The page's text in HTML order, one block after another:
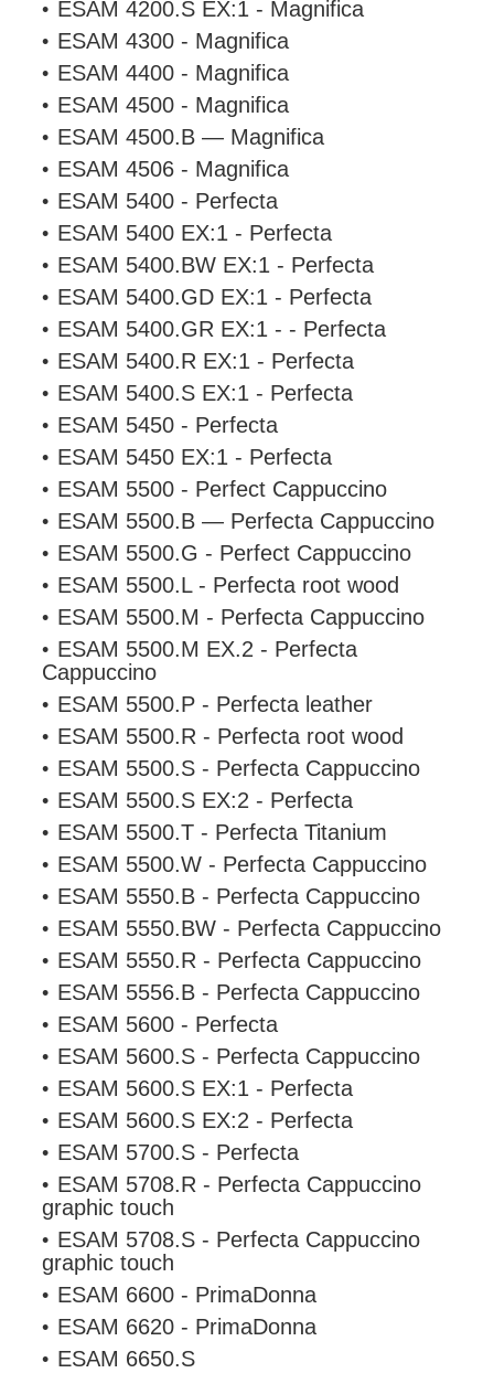
ESAM 4200.S EX:1 - Magnifica
ESAM 4300 - Magnifica
ESAM 4400 - Magnifica
ESAM 4500 - Magnifica
ESAM 4500.B — Magnifica
ESAM 4506 - Magnifica
ESAM 5400 - Perfecta
ESAM 5400 EX:1 - Perfecta
ESAM 5400.BW EX:1 - Perfecta
ESAM 5400.GD EX:1 - Perfecta
ESAM 5400.GR EX:1 - - Perfecta
ESAM 5400.R EX:1 - Perfecta
ESAM 5400.S EX:1 - Perfecta
ESAM 5450 - Perfecta
ESAM 5450 EX:1 - Perfecta
ESAM 5500 - Perfect Cappuccino
ESAM 5500.B — Perfecta Cappuccino
ESAM 5500.G - Perfect Cappuccino
ESAM 5500.L - Perfecta root wood
ESAM 5500.M - Perfecta Cappuccino
ESAM 5500.M EX.2 - Perfecta
Cappuccino
ESAM 5500.P - Perfecta leather
ESAM 5500.R - Perfecta root wood
ESAM 5500.S - Perfecta Cappuccino
ESAM 5500.S EX:2 - Perfecta
ESAM 5500.T - Perfecta Titanium
ESAM 5500.W - Perfecta Cappuccino
ESAM 5550.B - Perfecta Cappuccino
ESAM 5550.BW - Perfecta Cappuccino
ESAM 5550.R - Perfecta Cappuccino
ESAM 5556.B - Perfecta Cappuccino
ESAM 5600 - Perfecta
ESAM 5600.S - Perfecta Cappuccino
ESAM 5600.S EX:1 - Perfecta
ESAM 5600.S EX:2 - Perfecta
ESAM 5700.S - Perfecta
ESAM 5708.R - Perfecta Cappuccino
graphic touch
ESAM 5708.S - Perfecta Cappuccino
graphic touch
ESAM 6600 - PrimaDonna
ESAM 6620 - PrimaDonna
ESAM 6650.S